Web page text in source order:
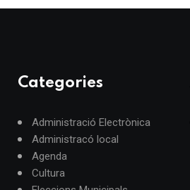
Categories
Administració Electrònica
Administracó local
Agenda
Cultura